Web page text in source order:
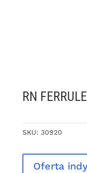
RN
SKU: 30920
Oferta